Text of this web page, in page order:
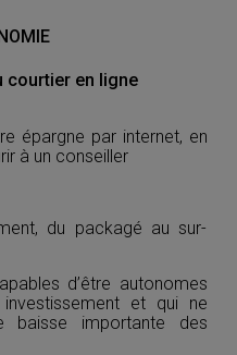
courtier en ligne
épargne par internet, en
à un conseiller
du packagé au sur-
d’être autonomes
et qui ne
baisse importante des